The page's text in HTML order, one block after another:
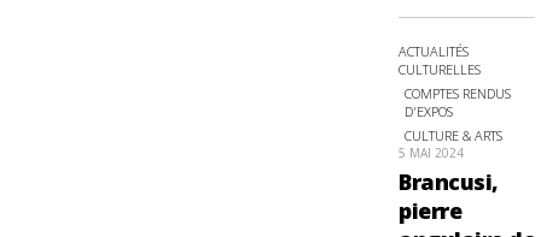
ACTUALITÉS
CULTURELLES
COMPTES RENDUS
D'EXPOS
CULTURE & ARTS
5 MAI 2024
Brancusi,
pierre